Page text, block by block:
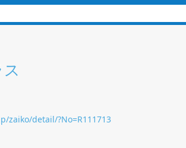
zaiko/detail/?No=R111713